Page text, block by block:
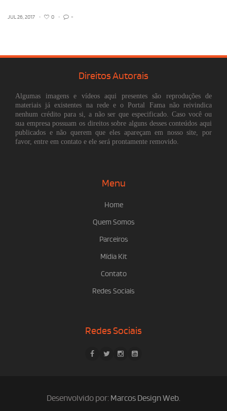
JUL 26, 2017 • 0 • -
Direitos Autorais
Algumas imagens e vídeos aqui presentes são reproduções de
materiais já existentes na rede e o Portal Fama não reivindica
nenhum crédito para si, a não ser que especificado. Caso você ou
sua empresa possuam os direitos sobre alguns desses conteúdos aqui
publicados e não querem que eles apareçam em nosso site, por
favor, entre em contato e ele será prontamente removido.
Menu
Home
Quem Somos
Parceiros
Mídia Kit
Contato
Redes Sociais
Redes Sociais
Desenvolvido por: Marcos Design Web.